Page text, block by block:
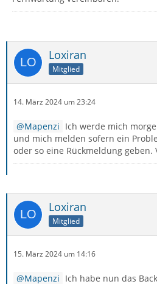
Loxiran
Mitglied
14. März 2024 um 23:24
Mapenzi Ich werde mich
und mich melden sofern ein
oder so eine Rückmeldung geben.
Loxiran
Mitglied
15. März 2024 um 14:16
Mapenzi Ich habe nun das